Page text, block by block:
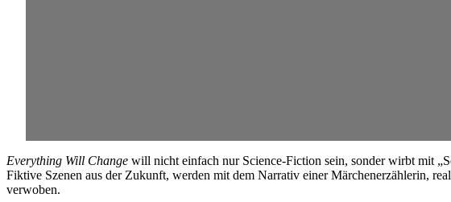
Everything Will Change will nicht einfach nur Science-Fiction sein, sonder wirbt mit
Fiktive Szenen aus der Zukunft, werden mit dem Narrativ einer Märchenerzählerin,
verwoben.